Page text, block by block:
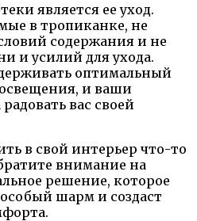
является ее уход.
в тропиканке, не
содержания и не
и усилий для ухода.
оптимальный
и ваши
вас своей
в свой интерьер что-то
внимание на
решение, которое
шарм и создаст